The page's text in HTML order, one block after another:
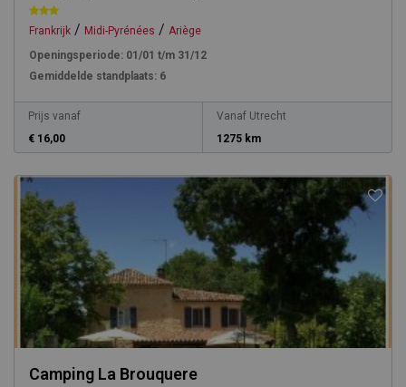
Frankrijk / Midi-Pyrénées / Ariège
Openingsperiode: 01/01 t/m 31/12
Gemiddelde standplaats: 6
Prijs vanaf
€ 16,00
Vanaf Utrecht
1275 km
Camping La Brouquere